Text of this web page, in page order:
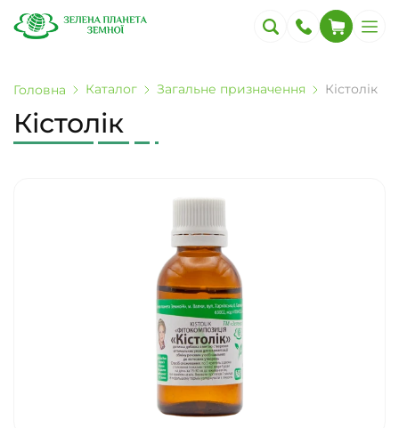
Головна Каталог Загальне призначення Кістолік
Кістолік